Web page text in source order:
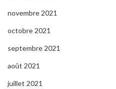
novembre 2021
octobre 2021
septembre 2021
août 2021
juillet 2021